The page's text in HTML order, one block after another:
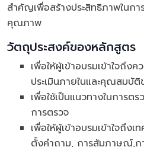
สำคัญเพื่อสร้างประสิทธิภาพในกา
คุณภาพ
วัตถุประสงค์ของหลักสูตร
เพื่อให้ผู้เข้าอบรมเข้าใจถึง
ประเมินภายในและคุณสมบัติ
เพื่อใช้เป็นแนวทางในการต
การตรวจ
เพื่อให้ผู้เข้าอบรมเข้าใจถึงเ
ตั้งคำถาม, การสัมภาษณ์,ก